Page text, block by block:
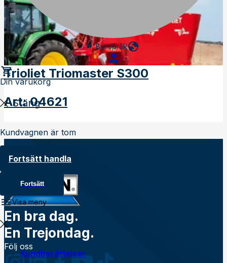
Byt språk
Din varukorg
Stäng
Kundvagnen är tom
Fortsätt handla
Fortsätt
Visa meny
Stäng
Kundberättelser
Trioliet Triomaster S300
Art:04621
En bra dag.
En Trejondag.
Följ oss